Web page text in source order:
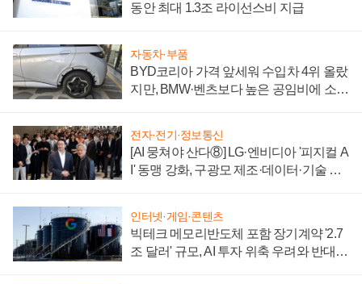
동안 최대 1.3조 라이선스비 지급
자동차·부품
BYD코리아 가격 앞세워 수입차 4위 올랐
지만, BMW·벤츠보다 높은 공임비에 소비
전자·전기·정보통신
[AI 뭉쳐야 산다⑧] LG·엔비디아 '피지컬 A
I' 동맹 강화, 구광모 제조·데이터·기술 결
인터넷·게임·콘텐츠
빅테크 메모리반도체 포함 장기계약 '2.7
조 달러' 규모, AI 투자 위축 우려와 반대